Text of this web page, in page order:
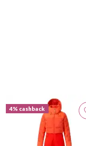
4% cashback